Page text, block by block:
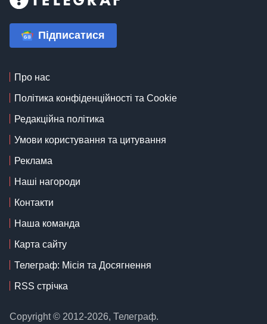
Підписатися
Про нас
Політика конфіденційності та Cookie
Редакційна політика
Умови користування та цитування
Реклама
Наші нагороди
Контакти
Наша команда
Карта сайту
Телеграф: Місія та Досягнення
RSS стрічка
Copyright © 2012-2026, Телеграф.